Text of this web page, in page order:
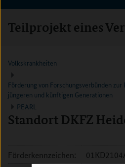
Teilprojekt eines
Volkskrankheiten
Förderung von Forschungsverbünden
jüngeren und künftigen Generationen
PEARL
Standort DKFZ
Förderkennzeichen: